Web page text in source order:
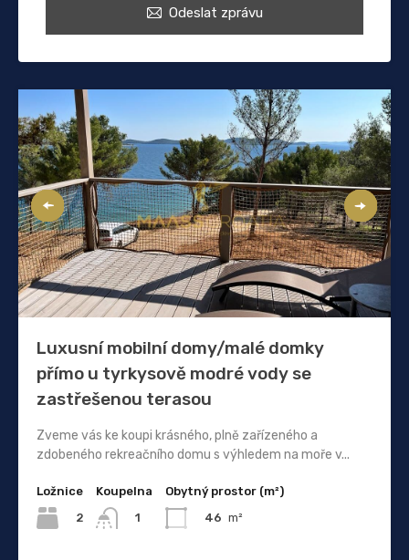
Odeslat zprávu
Luxusní mobilní domy/malé domky
přímo u tyrkysově modré vody se
zastřešenou terasou
Zveme vás ke koupi krásného, ​​plně zařízeného a
zdobeného rekreačního domu s výhledem na moře v...
Ložnice
2
Koupelna
1
Obytný prostor (m²)
46 m²